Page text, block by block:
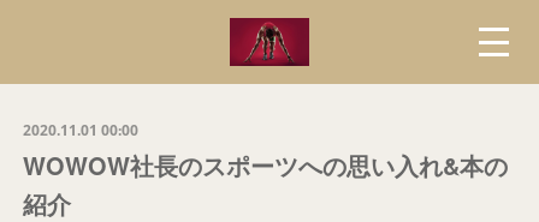
2020.11.01 00:00
WOWOW社長のスポーツへの思い入れ&本の
紹介